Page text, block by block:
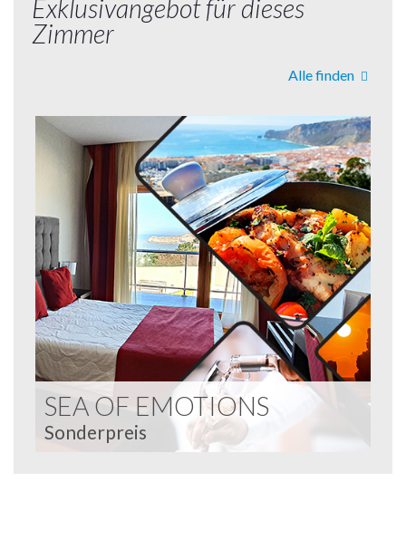
Exklusivangebot für dieses
Zimmer
Alle finden
SEA OF EMOTIONS
Sonderpreis